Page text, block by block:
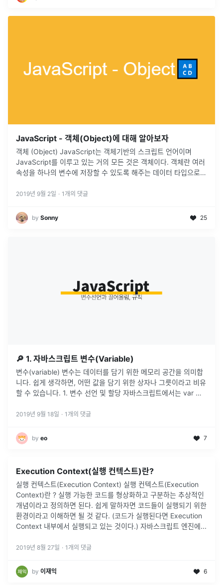
JavaScript - 객체(Object)에 대해 알아보자
객체 (Object) JavaScript는 객체기반의 스크립트 언어이며
JavaScript를 이루고 있는 거의 모든 것은 객체이다. 객체란 여러
속성을 하나의 변수에 저장할 수 있도록 해주는 데이터 타입으로
2019년 9월 2일 · 1 개의 댓글
by Sonny 25
🔎 1. 자바스크립트 변수(Variable)
변수(variable) 변수는 데이터를 담기 위한 메모리 공간을 의미합
니다. 쉽게 생각하면, 어떤 값을 담기 위한 상자나 그릇이라고 비유
할 수 있습니다. 1. 변수 선언 및 할당 자바스크립트에서는 var 키
다. 또한 쉼표(,)를 통해 여러 개를 한 문장으로 선언할 수 있습니
2019년 9월 18일 · 1 개의 댓글
by eo 7
Execution Context(실행 컨텍스트)란?
실행 컨텍스트(Execution Context) 실행 컨텍스트(Execution
Context)란 ? 실행 가능한 코드를 형상화하고 구분하는 추상적인
개념이라고 정의하면 된다. 쉽게 말하자면 코드들이 실행되기 위한
환경이라고 이해하면 될 것 같다. (코드가 실행된다면 Execution
Context 내부에서 실행되고 있는 것이다.) 자바스크립트 엔진에...
2019년 8월 27일 · 1 개의 댓글
by 이재익 6